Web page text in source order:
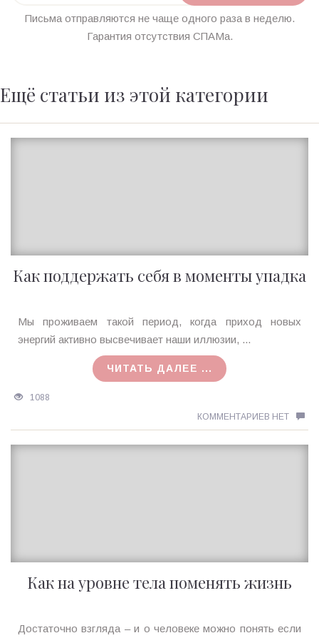
Письма отправляются не чаще одного раза в неделю.
Гарантия отсутствия СПАМа.
Ещё статьи из этой категории
Как поддержать себя в моменты упадка
Ирина
MagicTantra
Мы проживаем такой период, когда приход новых
энергий активно высвечивает наши иллюзии, ...
ЧИТАТЬ ДАЛЕЕ ...
1088
КОММЕНТАРИЕВ НЕТ
Как на уровне тела поменять жизнь
Ирина
Достаточно взгляда – и о человеке можно понять если